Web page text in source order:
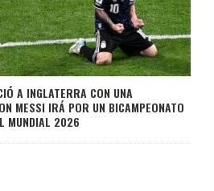
A INGLATERRA CON UNA
MESSI IRÁ POR UN BICAMPEONATO
MUNDIAL 2026